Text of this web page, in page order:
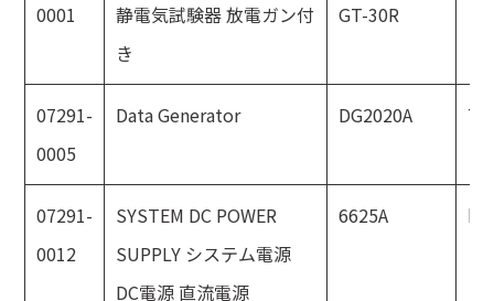
0001
静電気試験器 放電ガン付
き
GT-30R
07291-
0005
Data Generator DG2020A
07291-
0012
SYSTEM DC POWER
SUPPLY システム電源
DC電源 直流電源
6625A hp